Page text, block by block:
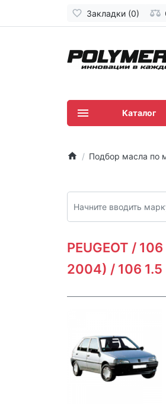
Закладки (0)
Каталог
Подбор масла по
PEUGEOT /
2004) / 106 1.5